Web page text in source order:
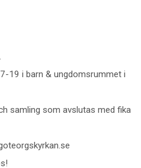
19 i barn & ungdomsrummet i
samling som avslutas med fika